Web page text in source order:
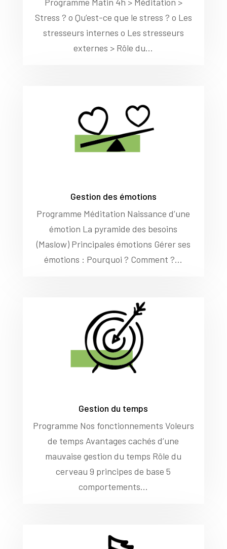
Stress ? o Qu’est-ce que le stress ? o Les
stresseurs internes o Les stresseurs
externes > Rôle du...
Gestion des émotions
Programme Méditation Naissance d’une
émotion La pyramide des besoins
(Maslow) Principales émotions Gérer ses
émotions : Pourquoi ? Comment ?...
Gestion du temps
Programme Nos fonctionnements Voleurs
de temps Avantages cachés d’une
mauvaise gestion du temps Rôle du
cerveau 9 principes de base 5
comportements...